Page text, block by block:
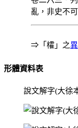
亂，非史不
⇒「㰌」之
形體資料表
說文解字(大徐